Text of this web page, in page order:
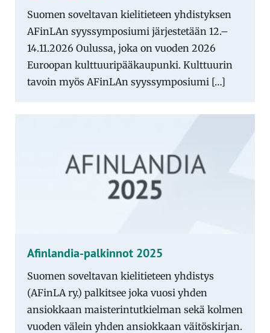
Suomen soveltavan kielitieteen yhdistyksen
AFinLAn syyssymposiumi järjestetään 12.–
14.11.2026 Oulussa, joka on vuoden 2026
Euroopan kulttuuripääkaupunki. Kulttuurin
tavoin myös AFinLAn syyssymposiumi […]
Afinlandia-palkinnot 2025
Suomen soveltavan kielitieteen yhdistys
(AFinLA ry.) palkitsee joka vuosi yhden
ansiokkaan maisterintutkielman sekä kolmen
vuoden välein yhden ansiokkaan väitöskirjan.